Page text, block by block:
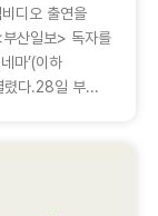
디오 출연을
산일보> 독자를
마’(이하
렸다.28일 부...